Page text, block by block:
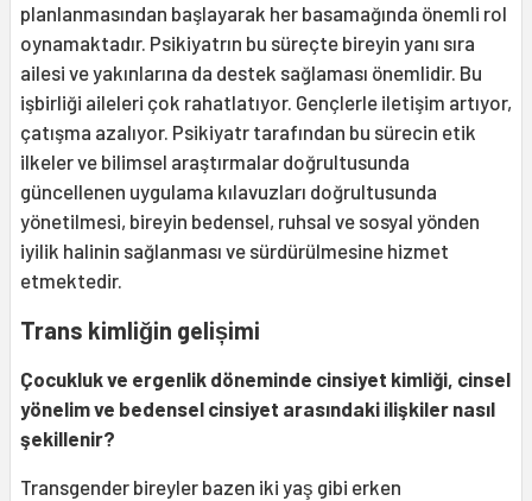
planlanmasından başlayarak her basamağında önemli rol
oynamaktadır. Psikiyatrın bu süreçte bireyin yanı sıra
ailesi ve yakınlarına da destek sağlaması önemlidir. Bu
işbirliği aileleri çok rahatlatıyor. Gençlerle iletişim artıyor,
çatışma azalıyor. Psikiyatr tarafından bu sürecin etik
ilkeler ve bilimsel araştırmalar doğrultusunda
güncellenen uygulama kılavuzları doğrultusunda
yönetilmesi, bireyin bedensel, ruhsal ve sosyal yönden
iyilik halinin sağlanması ve sürdürülmesine hizmet
etmektedir.
Trans kimliğin gelișimi
Çocukluk ve ergenlik döneminde cinsiyet kimliği, cinsel
yönelim ve bedensel cinsiyet arasındaki ilişkiler nasıl
şekillenir?
Transgender bireyler bazen iki yaş gibi erken